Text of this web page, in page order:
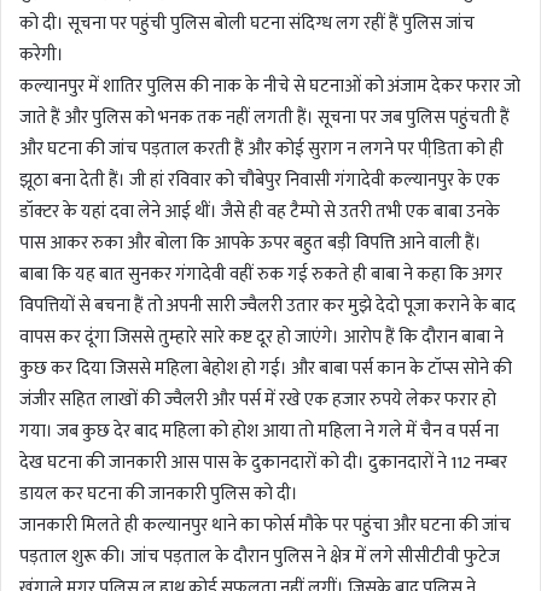
a
l
को दी। सूचना पर पहुंची पुलिस बोली घटना संदिग्ध लग रहीं हैं पुलिस जांच
करेगी।
कल्यानपुर में शातिर पुलिस की नाक के नीचे से घटनाओं को अंजाम देकर फरार जो
जाते हैं और पुलिस को भनक तक नहीं लगती हैं। सूचना पर जब पुलिस पहुंचती हैं
और घटना की जांच पड़ताल करती हैं और कोई सुराग न लगने पर पीडि़ता को ही
झूठा बना देती हैं। जी हां रविवार को चौबेपुर निवासी गंगादेवी कल्यानपुर के एक
डॉक्टर के यहां दवा लेने आई थीं। जैसे ही वह टैम्पो से उतरी तभी एक बाबा उनके
पास आकर रुका और बोला कि आपके ऊपर बहुत बड़ी विपत्ति आने वाली हैं।
बाबा कि यह बात सुनकर गंगादेवी वहीं रुक गई रुकते ही बाबा ने कहा कि अगर
विपत्तियों से बचना हैं तो अपनी सारी ज्वैलरी उतार कर मुझे देदो पूजा कराने के बाद
वापस कर दूंगा जिससे तुम्हारे सारे कष्ट दूर हो जाएंगे। आरोप हैं कि दौरान बाबा ने
कुछ कर दिया जिससे महिला बेहोश हो गई। और बाबा पर्स कान के टॉप्स सोने की
जंजीर सहित लाखों की ज्वैलरी और पर्स में रखे एक हजार रुपये लेकर फरार हो
गया। जब कुछ देर बाद महिला को होश आया तो महिला ने गले में चैन व पर्स ना
देख घटना की जानकारी आस पास के दुकानदारों को दी। दुकानदारों ने 112 नम्बर
डायल कर घटना की जानकारी पुलिस को दी।
जानकारी मिलते ही कल्यानपुर थाने का फोर्स मौके पर पहुंचा और घटना की जांच
पड़ताल शुरू की। जांच पड़ताल के दौरान पुलिस ने क्षेत्र में लगे सीसीटीवी फुटेज